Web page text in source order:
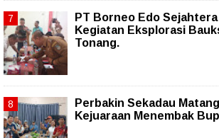
PT Borneo Edo
Kegiatan Eksplorasi
Tonang.
Perbakin Sekadau
Kejuaraan Menembak